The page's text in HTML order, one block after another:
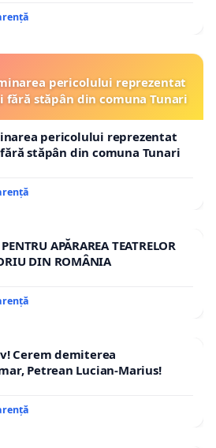
pericolului reprezentat
fără stăpân din comuna Tunari
pericolului reprezentat
stăpân din comuna Tunari
APĂRAREA TEATRELOR
DIN ROMÂNIA
Cerem demiterea
Petrean Lucian-Marius!